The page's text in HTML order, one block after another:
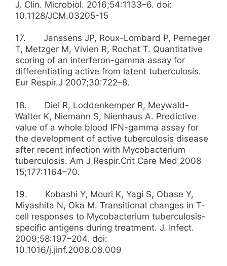
J. Clin. Microbiol. 2016;54:1133–6. doi:
10.1128/JCM.03205-15
17. Janssens JP, Roux-Lombard P, Perneger
T, Metzger M, Vivien R, Rochat T. Quantitative
scoring of an interferon-gamma assay for
differentiating active from latent tuberculosis.
Eur Respir.J 2007;30:722–8.
18. Diel R, Loddenkemper R, Meywald-
Walter K, Niemann S, Nienhaus A. Predictive
value of a whole blood IFN-gamma assay for
the development of active tuberculosis disease
after recent infection with Mycobacterium
tuberculosis. Am J Respir.Crit Care Med 2008
15;177:1164–70.
19. Kobashi Y, Mouri K, Yagi S, Obase Y,
Miyashita N, Oka M. Transitional changes in T-
cell responses to Mycobacterium tuberculosis-
specific antigens during treatment. J. Infect.
2009;58:197–204. doi:
10.1016/j.jinf.2008.08.009